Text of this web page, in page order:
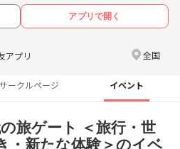
アプリで開く
アプリ 全国
サークルページ イベント
旅ゲート ＜旅行・世
・新たな体験＞のイベ